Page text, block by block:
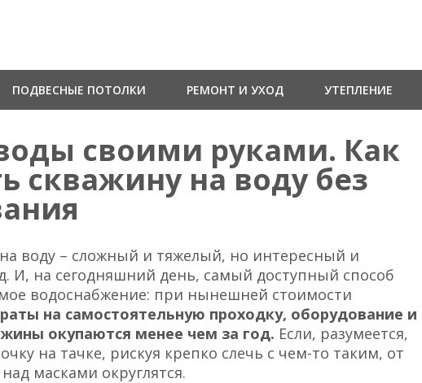
ПОДВЕСНЫЕ ПОТОЛКИ РЕМОНТ И УХОД УТЕПЛЕНИЕ
своими руками. Как
скважину на воду без
воду – сложный и тяжелый, но интересный и
И, на сегодняшний день, самый доступный способ
водоснабжение: при нынешней стоимости
на самостоятельную проходку, оборудование и
окупаются менее чем за год. Если, разумеется,
на тачке, рискуя крепко слечь с чем-то таким, от
масками округлятся.